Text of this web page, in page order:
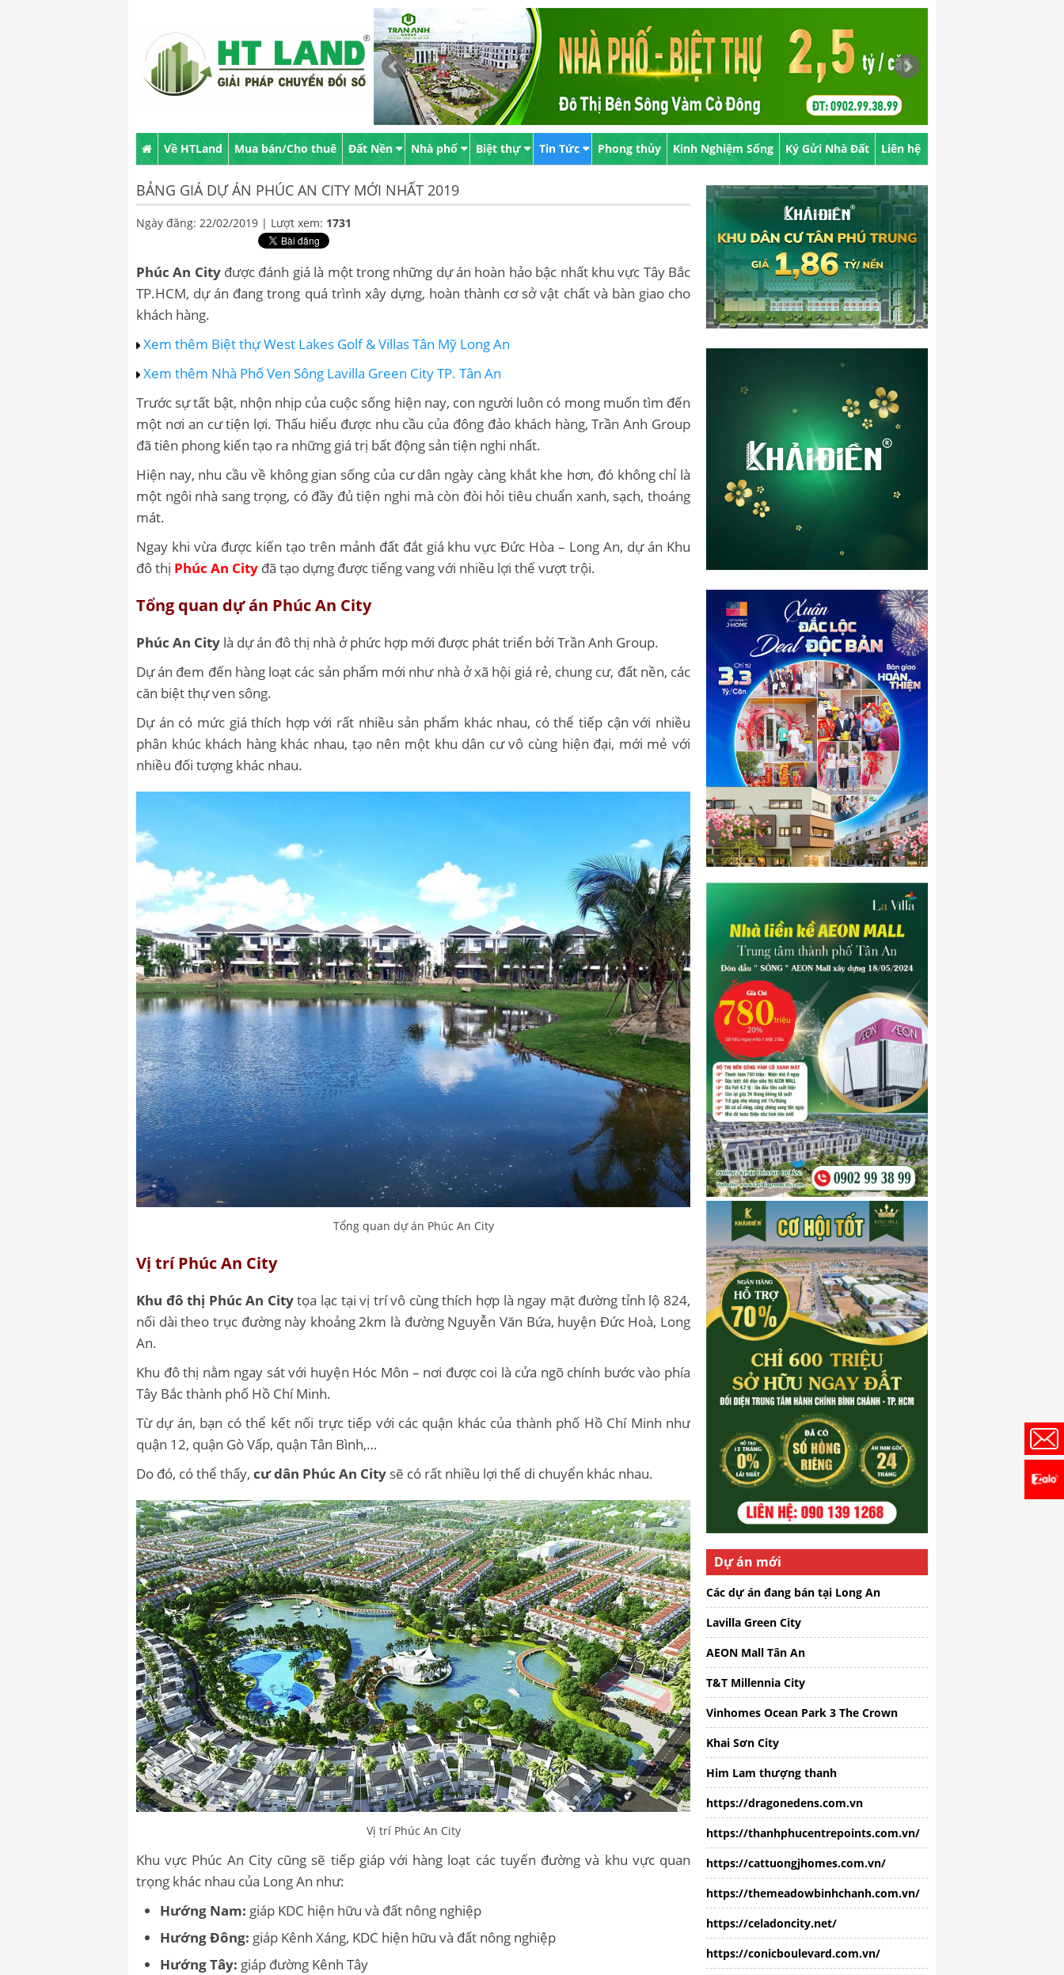
Về HTLand Mua bán/Cho thuê Đất Nền Nhà phố Biệt thự Tin Tức Phong thủy Kinh Nghiệm Sống Ký Gửi Nhà Đất Liên hệ
BẢNG GIÁ DỰ ÁN PHÚC AN CITY MỚI NHẤT 2019
Ngày đăng: 22/02/2019 | Lượt xem: 1731
Phúc An Cityđược đánh giá là một trong những dự án hoàn hảo bậc nhất khu vực Tây Bắc
TP.HCM, dự án đang trong quá trình xây dựng, hoàn thành cơ sở vật chất và bàn giao cho
khách hàng.
Xem thêm Biệt thự West Lakes Golf & Villas Tân Mỹ Long An
Xem thêm Nhà Phố Ven Sông Lavilla Green City TP. Tân An
Trước sự tất bật, nhộn nhịp của cuộc sống hiện nay, con người luôn có mong muốn tìm đến
một nơi an cư tiện lợi. Thấu hiểu được nhu cầu của đông đảo khách hàng, Trần Anh Group
đã tiên phong kiến tạo ra những giá trị bất động sản tiện nghi nhất.
Hiện nay, nhu cầu về không gian sống của cư dân ngày càng khắt khe hơn, đó không chỉ là
một ngôi nhà sang trọng, có đầy đủ tiện nghi mà còn đòi hỏi tiêu chuẩn xanh, sạch, thoáng
mát.
Ngay khi vừa được kiến tạo trên mảnh đất đắt giá khu vực Đức Hòa – Long An, dự án Khu
đô thị Phúc An City đã tạo dựng được tiếng vang với nhiều lợi thế vượt trội.
Tổng quan dự án Phúc An City
Phúc An City là dự án đô thị nhà ở phức hợp mới được phát triển bởi Trần Anh Group.
Dự án đem đến hàng loạt các sản phẩm mới như nhà ở xã hội giá rẻ, chung cư, đất nền, các
căn biệt thự ven sông.
Dự án có mức giá thích hợp với rất nhiều sản phẩm khác nhau, có thể tiếp cận với nhiều
phân khúc khách hàng khác nhau, tạo nên một khu dân cư vô cùng hiện đại, mới mẻ với
nhiều đối tượng khác nhau.
Tổng quan dự án Phúc An City
Vị trí Phúc An City
Khu đô thị Phúc An Citytọa lạc tại vị trí vô cùng thích hợp là ngay mặt đường tỉnh lộ 824,
nối dài theo trục đường này khoảng 2km là đường Nguyễn Văn Bứa, huyện Đức Hoà, Long
An.
Khu đô thị nằm ngay sát với huyện Hóc Môn – nơi được coi là cửa ngõ chính bước vào phía
Tây Bắc thành phố Hồ Chí Minh.
Từ dự án, bạn có thể kết nối trực tiếp với các quận khác của thành phố Hồ Chí Minh như
quận 12, quận Gò Vấp, quận Tân Bình,…
Do đó, có thể thấy, cư dân Phúc An City sẽ có rất nhiều lợi thế di chuyển khác nhau.
Vị trí Phúc An City
Khu vực Phúc An City cũng sẽ tiếp giáp với hàng loạt các tuyến đường và khu vực quan
trọng khác nhau của Long An như:
Hướng Nam: giáp KDC hiện hữu và đất nông nghiệp
Hướng Đông: giáp Kênh Xáng, KDC hiện hữu và đất nông nghiệp
Hướng Tây: giáp đường Kênh Tây
Dự án mới
Các dự án đang bán tại Long An
Lavilla Green City
AEON Mall Tân An
T&T Millennia City
Vinhomes Ocean Park 3 The Crown
Khai Sơn City
Him Lam thượng thanh
https://dragonedens.com.vn
https://thanhphucentrepoints.com.vn/
https://cattuongjhomes.com.vn/
https://themeadowbinhchanh.com.vn/
https://celadoncity.net/
https://conicboulevard.com.vn/